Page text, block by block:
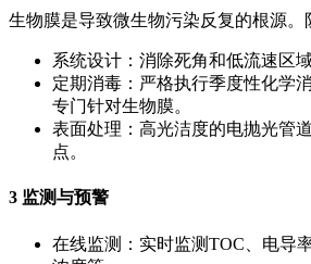
生物膜是导致微生物污染反复的根源。
系统设计：消除死角和低流速区
定期消毒：严格执行季度性化学
专门针对生物膜。
表面处理：高光洁度的电抛光管
点。
3 监测与预警
在线监测：实时监测TOC、电导